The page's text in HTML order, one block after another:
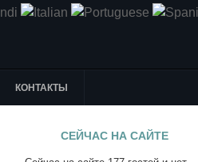
КОНТАКТЫ
СЕЙЧАС НА САЙТЕ